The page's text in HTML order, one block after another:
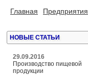
Главная Предприятия
НОВЫЕ СТАТЬИ
29.09.2016
Производство пищевой
продукции